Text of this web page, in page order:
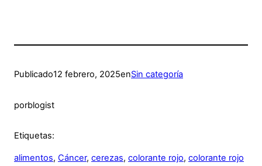
Publicado12 febrero, 2025enSin categoría
porblogist
Etiquetas:
alimentos, Cáncer, cerezas, colorante rojo, colorante rojo